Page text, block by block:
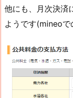
他にも、月次決済
ようです(mineoで